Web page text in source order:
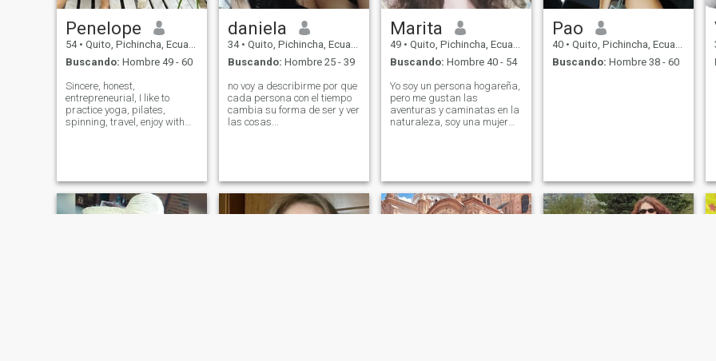
Penelope
54 • Quito, Pichincha, Ecuador
Buscando: Hombre 49 - 60
Sincere, honest,
entrepreneurial, I like to
practice yoga, pilates,
spinning, travel, enjoy with
daniela
34 • Quito, Pichincha, Ecuador
Buscando: Hombre 25 - 39
no voy a describirme por que
cada persona con el tiempo
cambia su forma de ser y ver
las cosas...
Marita
49 • Quito, Pichincha, Ecuador
Buscando: Hombre 40 - 54
Yo soy un persona hogareña,
pero me gustan las
aventuras y caminatas en la
naturaleza, soy una mujer
sana, cuido de mi misma y
me encanta estar en continu
Pao
40 • Quito, Pichincha, Ecuador
Buscando: Hombre 38 - 60